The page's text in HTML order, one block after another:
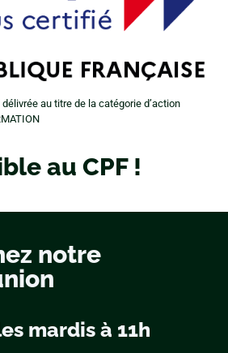
au titre de la catégorie d’action
au CPF !
notre
mardis à 11h